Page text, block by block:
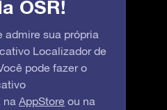
OSR!
admire sua própria
Localizador de
pode fazer o
na AppStore ou na